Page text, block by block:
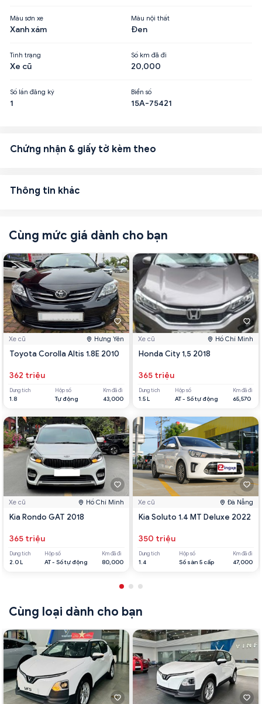
Màu sơn xe
Xanh xám
Màu nội thất
Đen
Tình trạng
Xe cũ
Số km đã đi
20,000
Số lần đăng ký
1
Biển số
15A-75421
Chứng nhận & giấy tờ kèm theo
Thông tin khác
Cùng mức giá dành cho bạn
Xe cũ Hưng Yên
Toyota Corolla Altis 1.8E 2010
362 triệu
Dung tích
1.8
Hộp số
Tự động
Km đã đi
43,000
Xe cũ Hồ Chí Minh
Kia Rondo GAT 2018
365 triệu
Dung tích
2.0 L
Hộp số
AT - Số tự động
Km đã đi
80,000
Xe cũ Hồ Chí Minh
Honda City 1,5 2018
365 triệu
Dung tích
1.5 L
Hộp số
AT - Số tự động
Km đã đi
65,570
Xe cũ Đà Nẵng
Kia Soluto 1.4 MT Deluxe 2022
350 triệu
Dung tích
1.4
Hộp số
Số sàn 5 cấp
Km đã đi
47,000
Cùng loại dành cho bạn